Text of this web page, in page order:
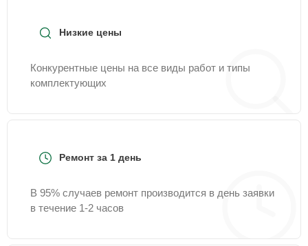
Низкие цены
Конкурентные цены на все виды работ и типы
комплектующих
Ремонт за 1 день
В 95% случаев ремонт производится в день заявки
в течение 1-2 часов